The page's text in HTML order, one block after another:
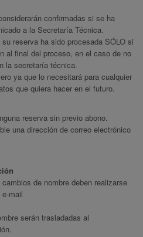
confirmadas si se ha
a la Secretaría Técnica.
reserva ha sido procesada SÓLO si
al final del proceso, en el caso de no
la secretaría técnica.
ya que lo necesitará para cualquier
que quiera hacer en el futuro.
reserva sin previo abono.
una dirección de correo electrónico
de nombre deben realizarse
mail
serán trasladadas al